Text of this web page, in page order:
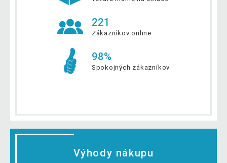
221
Zákazníkov online
98%
Spokojných zákazníkov
Výhody nákupu